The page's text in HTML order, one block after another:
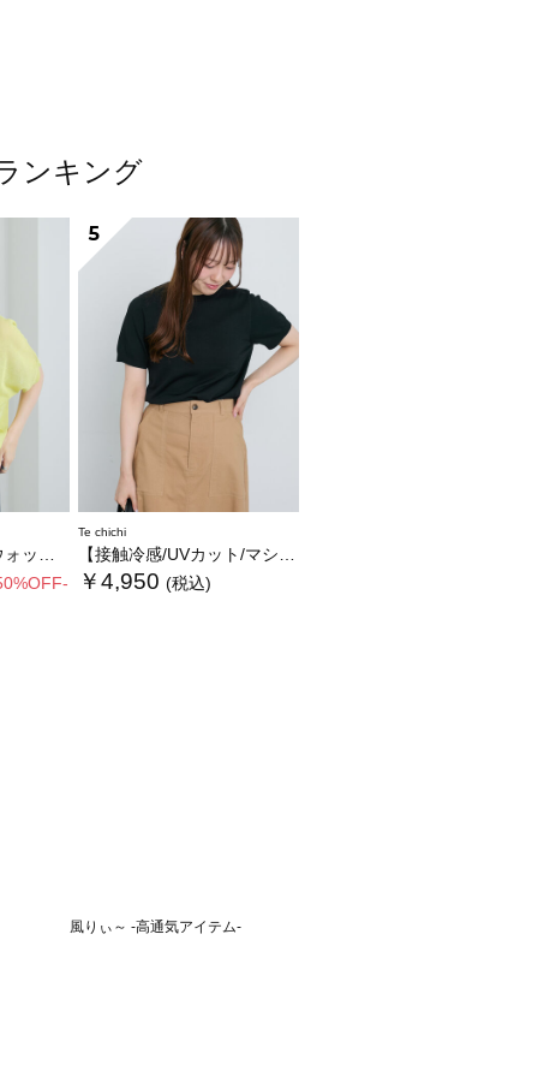
ンキング
ンニット
5
Te chichi
【接触冷感/UVカット/マシンウォッシャブル】14G天竺デイリー機能ニットプルオーバー
￥4,950 (税込)